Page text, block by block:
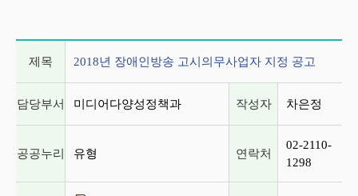
제목 2018년 장애인방송 고시의무사업자 지정 공고
담당부서 미디어다양성정책과 작성자 차은정
공공누리 유형 연락처
02-2110-
1298